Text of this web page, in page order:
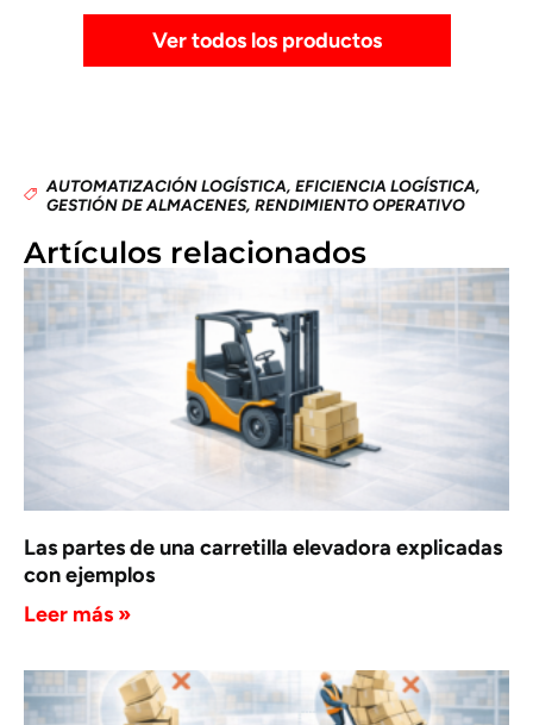
Ver todos los productos
AUTOMATIZACIÓN LOGÍSTICA, EFICIENCIA LOGÍSTICA,
GESTIÓN DE ALMACENES, RENDIMIENTO OPERATIVO
Artículos relacionados
Las partes de una carretilla elevadora explicadas
con ejemplos
Leer más »